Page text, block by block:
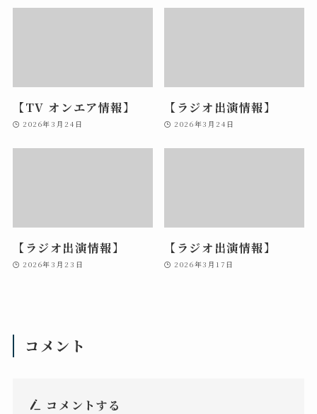
【TV オンエア情報】
2026年3月24日
【ラジオ出演情報】
2026年3月24日
【ラジオ出演情報】
2026年3月23日
【ラジオ出演情報】
2026年3月17日
コメント
コメントする